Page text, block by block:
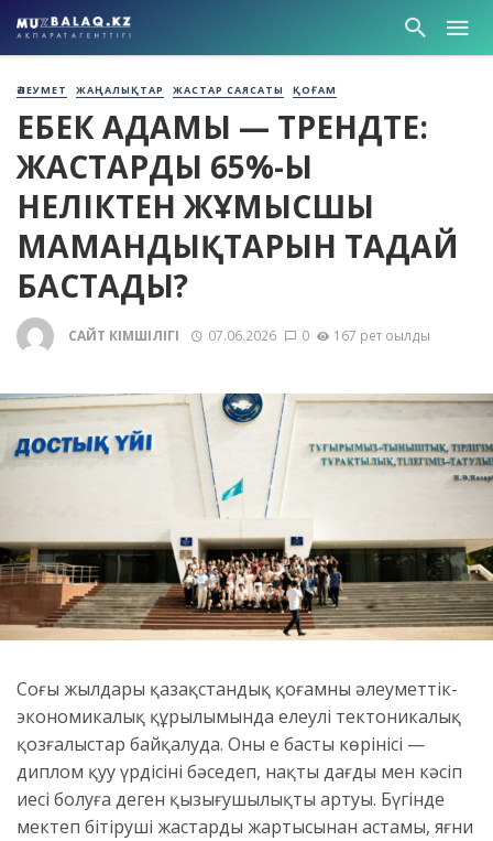
ӘЛЕУМЕТ ЖАҢАЛЫҚТАР ЖАСТАР САЯСАТЫ ҚОҒАМ
ЕҢБЕК АДАМЫ — ТРЕНДТЕ:
ЖАСТАРДЫҢ 65%-Ы
НЕЛІКТЕН ЖҰМЫСШЫ
МАМАНДЫҚТАРЫН ТАҢДАЙ
БАСТАДЫ?
САЙТ ӘКІМШІЛІГІ 07.06.2026 0 167 рет оқылды
Соңғы жылдары қазақстандық қоғамның әлеуметтік-
экономикалық құрылымында елеулі тектоникалық
қозғалыстар байқалуда. Оның ең басты көрінісі —
диплом қуу үрдісінің бәсеңдеп, нақты дағды мен кәсіп
иесі болуға деген қызығушылықтың артуы. Бүгінде
мектеп бітіруші жастардың жартысынан астамы, яғни